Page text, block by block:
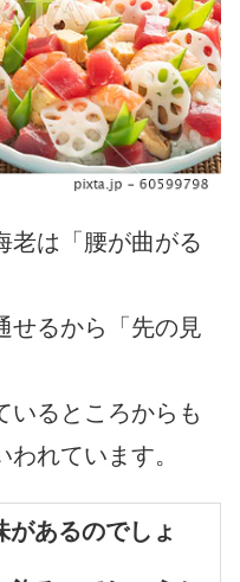
老は「腰が曲がる
せるから「先の見
いるところからも
れています。
あるのでしょ